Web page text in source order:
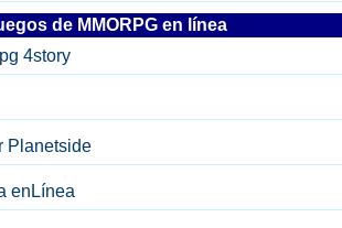
de MMORPG en línea
4story
Planetside
enLínea